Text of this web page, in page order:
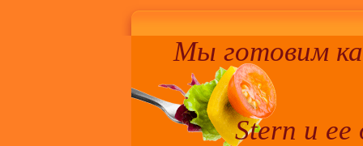
Мы готовим
Stern и ее